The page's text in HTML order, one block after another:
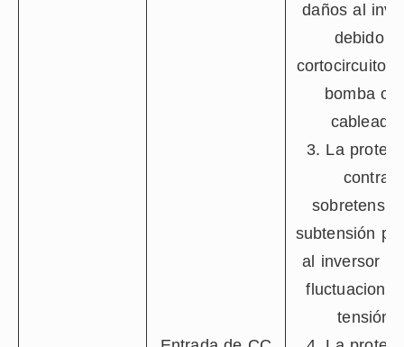
daños al
debido a
cortocircuitos
bomba o
cableado.
3. La
contra
subtensión
al inversor
tensión.